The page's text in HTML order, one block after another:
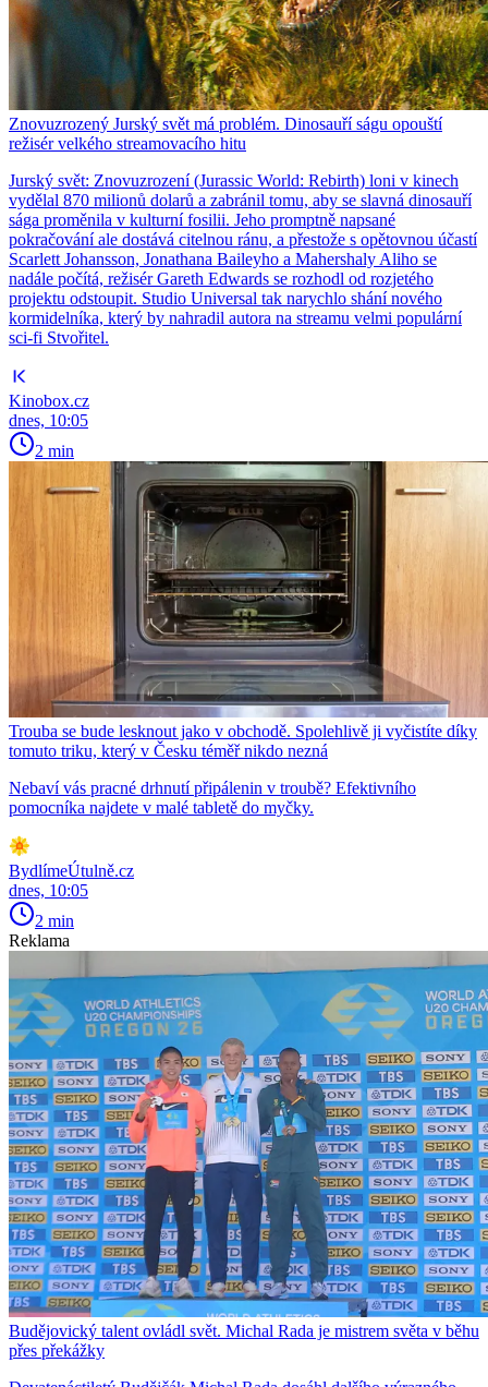
Znovuzrozený Jurský svět má problém. Dinosauří ságu opouští
režisér velkého streamovacího hitu
Jurský svět: Znovuzrození (Jurassic World: Rebirth) loni v kinech
vydělal 870 milionů dolarů a zabránil tomu, aby se slavná dinosauří
sága proměnila v kulturní fosilii. Jeho promptně napsané
pokračování ale dostává citelnou ránu, a přestože s opětovnou účastí
Scarlett Johansson, Jonathana Baileyho a Mahershaly Aliho se
nadále počítá, režisér Gareth Edwards se rozhodl od rozjetého
projektu odstoupit. Studio Universal tak narychlo shání nového
kormidelníka, který by nahradil autora na streamu velmi populární
sci-fi Stvořitel.
Kinobox.cz
dnes, 10:05
2 min
Trouba se bude lesknout jako v obchodě. Spolehlivě ji vyčistíte díky
tomuto triku, který v Česku téměř nikdo nezná
Nebaví vás pracné drhnutí připálenin v troubě? Efektivního
pomocníka najdete v malé tabletě do myčky.
BydlímeÚtulně.cz
dnes, 10:05
2 min
Reklama
Budějovický talent ovládl svět. Michal Rada je mistrem světa v běhu
přes překážky